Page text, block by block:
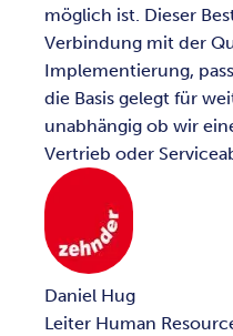
möglich ist. Dieser
Verbindung mit der
Implementierung,
die Basis gelegt für
unabhängig ob wir
Vertrieb oder
Daniel Hug
Leiter Human